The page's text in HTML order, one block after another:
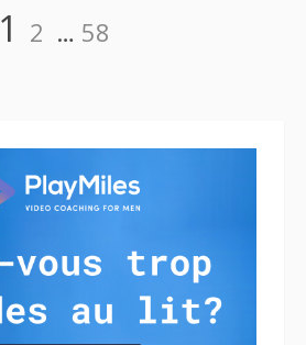
Page
1 Page
2 … Page
58